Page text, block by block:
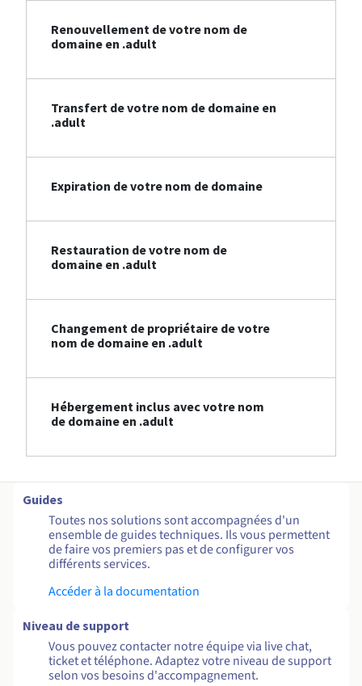
Renouvellement de votre nom de
domaine en .adult
Transfert de votre nom de domaine en
.adult
Expiration de votre nom de domaine
Restauration de votre nom de
domaine en .adult
Changement de propriétaire de votre
nom de domaine en .adult
Hébergement inclus avec votre nom
de domaine en .adult
Guides
Toutes nos solutions sont accompagnées d'un
ensemble de guides techniques. Ils vous permettent
de faire vos premiers pas et de configurer vos
différents services.
Accéder à la documentation
Niveau de support
Vous pouvez contacter notre équipe via live chat,
ticket et téléphone. Adaptez votre niveau de support
selon vos besoins d'accompagnement.